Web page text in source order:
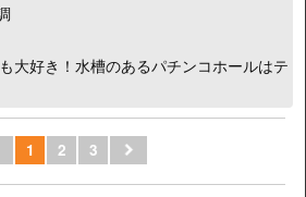
大好き！水槽のあるパチンコホールはテ
1 2 3